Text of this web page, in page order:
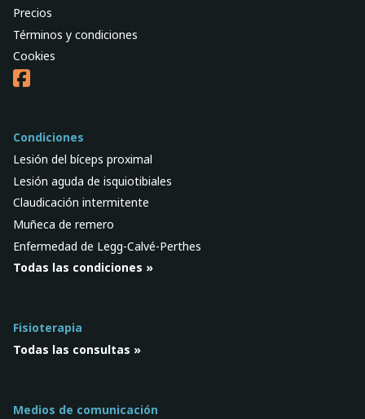
Precios
Términos y condiciones
Cookies
Condiciones
Lesión del bíceps proximal
Lesión aguda de isquiotibiales
Claudicación intermitente
Muñeca de remero
Enfermedad de Legg-Calvé-Perthes
Todas las condiciones »
Fisioterapia
Todas las consultas »
Medios de comunicación